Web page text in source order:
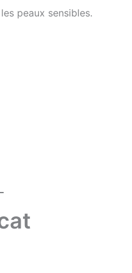
peaux sensibles.